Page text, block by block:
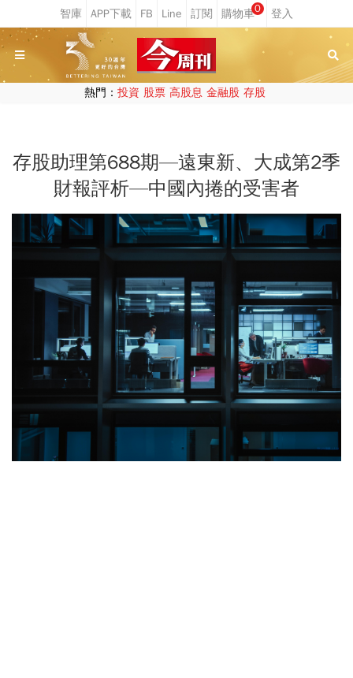
0
熱門： 投資 股票 高股息 金融股 存股
存股助理第688期—遠東新、大成第2季
財報評析—中國內捲的受害者